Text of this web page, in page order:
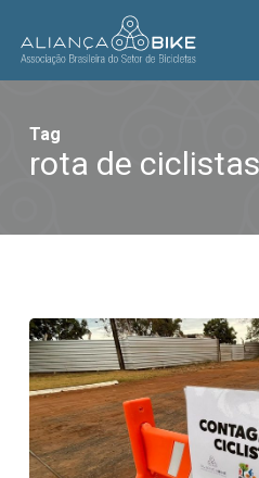
main
Tag
rota de ciclistas